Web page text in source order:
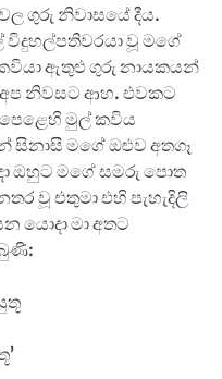
ගුරු නිවාසයේ දීය.
වූ මගේ
ඇතුළු ගුරු නායකයන්
අප නිවසට ආහ. එවකට
මුල් කවිය
මගේ ඔළුව අතගෑ
ඔහුට මගේ සමරු පොත
වූ එතුමා එහි පැහැදිලි
යොදා මා අතට